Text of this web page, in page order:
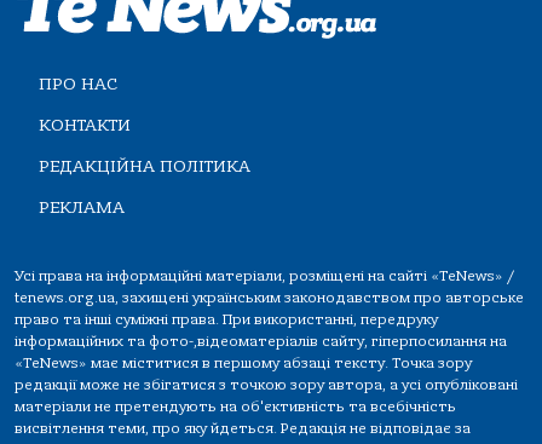
ПРО НАС
КОНТАКТИ
РЕДАКЦІЙНА ПОЛІТИКА
РЕКЛАМА
Усі права на інформаційні матеріали, розміщені на сайті «TeNews» /
tenews.org.ua, захищені українським законодавством про авторське
право та інші суміжні права. При використанні, передруку
інформаційних та фото-,відеоматеріалів сайту, гіперпосилання на
«TeNews» має міститися в першому абзаці тексту. Точка зору
редакції може не збігатися з точкою зору автора, а усі опубліковані
матеріали не претендують на об'єктивність та всебічність
висвітлення теми, про яку йдеться. Редакція не відповідає за